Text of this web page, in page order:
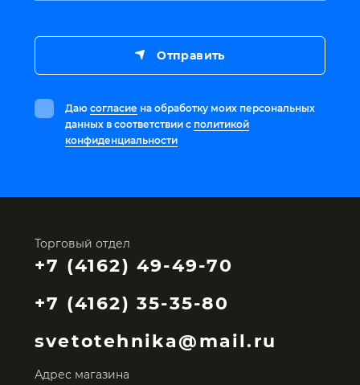
Даю согласие на обработку моих персональных
данных в соответствии с политикой
конфиденциальности
Отправить
Торговый отдел
+7 (4162) 49-49-70
+7 (4162) 35-35-80
svetotehnika@mail.ru
Адрес магазина